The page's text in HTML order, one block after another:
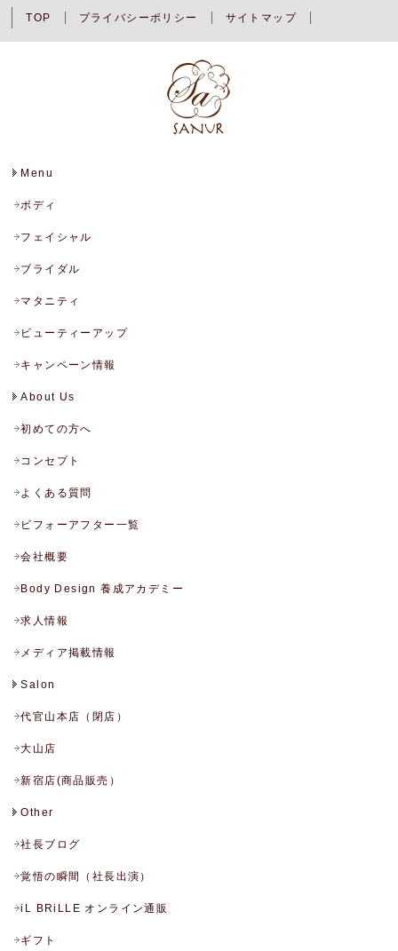
TOP プライバシーポリシー サイトマップ
Menu
ボディ
フェイシャル
ブライダル
マタニティ
ビューティーアップ
キャンペーン情報
About Us
初めての方へ
コンセプト
よくある質問
ビフォーアフター一覧
会社概要
Body Design 養成アカデミー
求人情報
メディア掲載情報
Salon
代官山本店（閉店）
大山店
新宿店(商品販売）
Other
社長ブログ
覚悟の瞬間（社長出演）
iL BRiLLE オンライン通販
ギフト